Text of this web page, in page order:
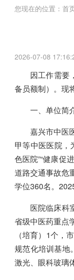
您现在的位置： 首
2026-07-08
因工作需要
备员额制）。现
一、单位简
嘉兴市中医
甲等中医医院，
色医院”“健康促
道路交通事故危
学位360名。
医院临床科
省级中医药重点
（培育）1个，
规范化培训基地
激光、眼科玻璃